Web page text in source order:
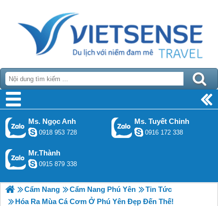
Ms. Ngọc Anh
0918 953 728
Ms. Tuyết Chinh
0916 172 338
Mr.Thành
0915 879 338
Cẩm Nang Cẩm Nang Phú Yên
Tin Tức
Hóa Ra Mùa Cá Cơm Ở Phú Yên Đẹp Đến Thế!